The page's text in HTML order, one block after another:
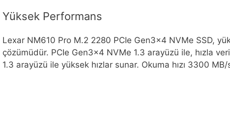
Yüksek Performans
Lexar NM610 Pro M.2 2280 PCIe Gen3x4 NVMe SSD,
çözümüdür. PCIe Gen3x4 NVMe 1.3 arayüzü ile, hızla
1.3 arayüzü ile yüksek hızlar sunar. Okuma hızı 3300 MB/